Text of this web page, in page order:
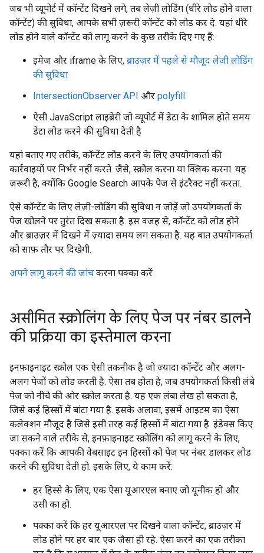
जब भी व्यूपोर्ट में कॉन्टेंट दिखने लगे, तब लेज़ी लोडिंग (धीरे लोड होने वाला
कॉन्टेंट) की सुविधा, आपके सभी ज़रूरी कॉन्टेंट को लोड कर दे. यहां धीरे
लोड होने वाले कॉन्टेंट को लागू करने के कुछ तरीके दिए गए हैं:
इमेज और iframe के लिए, ब्राउज़र में पहले से मौजूद लेज़ी लोडिंग
की सुविधा
IntersectionObserver API और polyfill
ऐसी JavaScript लाइब्रेरी जो व्यूपोर्ट में डेटा के शामिल होते समय
डेटा लोड करने की सुविधा देती है
यहां बताए गए तरीके, कॉन्टेंट लोड करने के लिए उपयोगकर्ता की
कार्रवाइयों पर निर्भर नहीं करते. जैसे, स्क्रोल करना या क्लिक करना. यह
ज़रूरी है, क्योंकि Google Search आपके पेज से इंटरैक्ट नहीं करता.
ऐसे कॉन्टेंट के लिए लेज़ी-लोडिंग की सुविधा न जोड़ें जो उपयोगकर्ता के
पेज खोलने पर तुरंत दिख सकता है. इस वजह से, कॉन्टेंट को लोड होने
और ब्राउज़र में दिखने में ज़्यादा समय लग सकता है. यह बात उपयोगकर्ता
को साफ़ तौर पर दिखेगी.
अपने लागू करने की जांच करना पक्का करें
असीमित स्क्रोलिंग के लिए पेज पर नंबर डालने
की प्रक्रिया का इस्तेमाल करना
इनफ़ाइनाइट स्क्रोल एक ऐसी तकनीक है जो ज़्यादा कॉन्टेंट और अलग-
अलग पेजों को लोड करती है. ऐसा तब होता है, जब उपयोगकर्ता किसी लंबे
पेज को नीचे की ओर स्क्रोल करता है. यह एक लंबा लेख हो सकता है,
जिसे कई हिस्सों में बांटा गया है. इसके अलावा, इसमें आइटम का ऐसा
कलेक्शन मौजूद है जिसे इसी तरह कई हिस्सों में बांटा गया है. इंडेक्स किए
जा सकने वाले तरीके से, इनफ़ाइनाइट स्क्रोलिंग को लागू करने के लिए,
पक्का करें कि आपकी वेबसाइट इन हिस्सों को पेज पर नंबर डालकर लोड
करने की सुविधा देती हो. इसके लिए, ये काम करें:
हर हिस्से के लिए, एक ऐसा यूआरएल बनाए जो यूनीक हो और
उसी का हो.
पक्का करें कि हर यूआरएल पर दिखने वाला कॉन्टेंट, ब्राउज़र में
लोड होने पर हर बार एक जैसा ही रहे. ऐसा करने का एक तरीका